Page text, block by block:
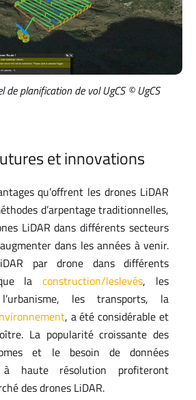
de planification de vol UgCS © UgCS
et innovations
qu’offrent les drones LiDAR
d’arpentage traditionnelles,
LiDAR dans différents secteurs
dans les années à venir.
par drone dans différents
que laconstruction/leslevés, les
les transports, la
, a été considérable et
La popularité croissante des
et le besoin de données
à haute résolution profiteront
des drones LiDAR.